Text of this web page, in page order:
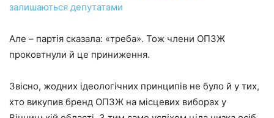
залишаються депутатами
Але – партія сказала: «треба». Тож члени ОПЗЖ
проковтнули й це приниження.
Звісно, жодних ідеологічних принципів не було й у тих,
хто викупив бренд ОПЗЖ на місцевих виборах у